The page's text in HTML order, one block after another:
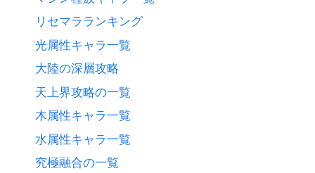
リセマラランキング
光属性キャラ一覧
大陸の深層攻略
天上界攻略の一覧
木属性キャラ一覧
水属性キャラ一覧
究極融合の一覧